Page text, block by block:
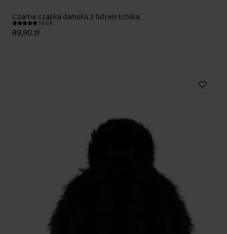
Czarna czapka damska z futrem królika
5.0 (24)
89,90 zł